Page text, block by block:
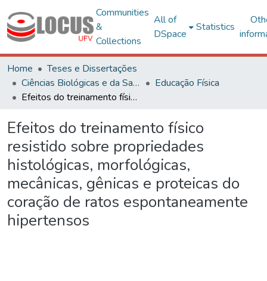
Communities
&
Collections
All of
DSpace
Statistics
Home
Teses e Dissertações
Ciências Biológicas e da Saúde
Educação Física
Efeitos do treinamento físico resistido sobre propriedades histológicas, morfológicas, mecânicas, gênicas e proteicas do coração de ratos espontaneamente hipertensos
Efeitos do treinamento físico
resistido sobre propriedades
histológicas, morfológicas,
mecânicas, gênicas e proteicas do
coração de ratos espontaneamente
hipertensos